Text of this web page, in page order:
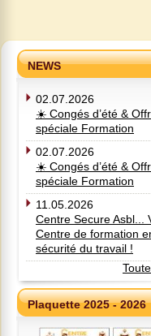
NEWS
02.07.2026
☀️ Congés d’été &
spéciale Formation
02.07.2026
☀️ Congés d’été &
spéciale Formation
11.05.2026
Centre Secure Asbl...
Centre de formation
sécurité du travail !
Plaquette 2025 - 2026